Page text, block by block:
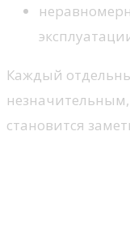
Каждый
становится